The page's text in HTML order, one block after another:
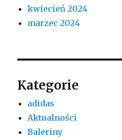
kwiecień 2024
marzec 2024
Kategorie
adidas
Aktualności
Baleriny